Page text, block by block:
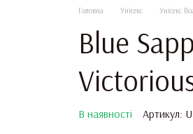
Головна Унісекс Унісекс
Blue
В наявності Артикул: